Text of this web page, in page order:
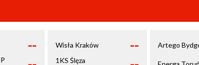
-- Wisła Kraków --
1KS Ślęza
Artego